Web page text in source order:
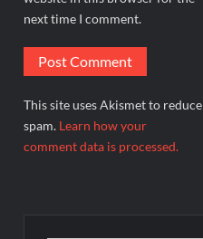
next time I comment.
This site uses Akismet to reduce
spam. Learn how your
comment data is processed.